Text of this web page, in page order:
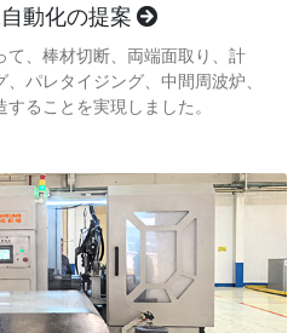
動化の提案
て、棒材切断、両端面取り、計
パレタイジング、中間周波炉、
ることを実現しました。